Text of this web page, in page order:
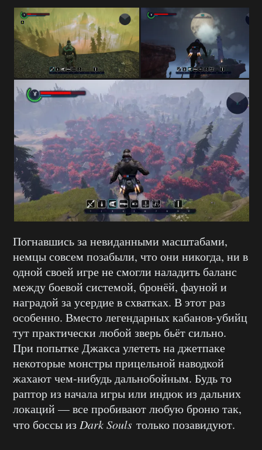
Погнавшись за невиданными масштабами,
немцы совсем позабыли, что они никогда, ни в
одной своей игре не смогли наладить баланс
между боевой системой, бронёй, фауной и
наградой за усердие в схватках. В этот раз
особенно. Вместо легендарных кабанов-убийц
тут практически любой зверь бьёт сильно.
При попытке Джакса улететь на джетпаке
некоторые монстры прицельной наводкой
жахают чем-нибудь дальнобойным. Будь то
раптор из начала игры или индюк из дальних
локаций — все пробивают любую броню так,
что боссы из Dark Souls только позавидуют.